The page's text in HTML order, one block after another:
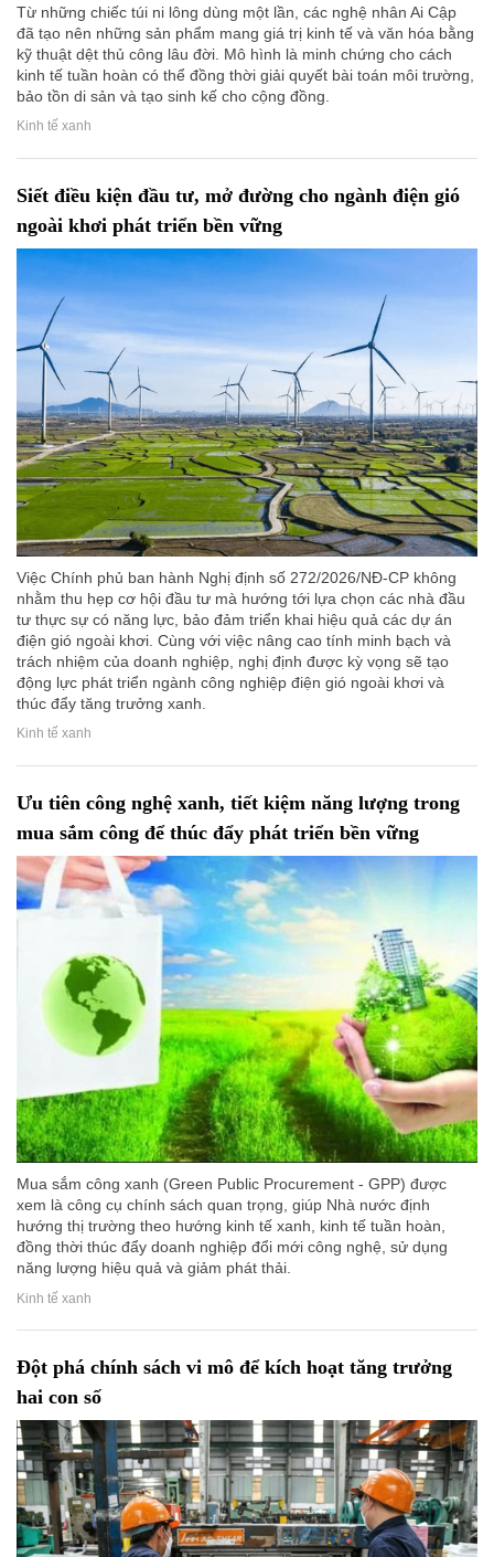
Từ những chiếc túi ni lông dùng một lần, các nghệ nhân Ai Cập
đã tạo nên những sản phẩm mang giá trị kinh tế và văn hóa bằng
kỹ thuật dệt thủ công lâu đời. Mô hình là minh chứng cho cách
kinh tế tuần hoàn có thể đồng thời giải quyết bài toán môi trường,
bảo tồn di sản và tạo sinh kế cho cộng đồng.
Kinh tế xanh
Siết điều kiện đầu tư, mở đường cho ngành điện gió
ngoài khơi phát triển bền vững
Việc Chính phủ ban hành Nghị định số 272/2026/NĐ-CP không
nhằm thu hẹp cơ hội đầu tư mà hướng tới lựa chọn các nhà đầu
tư thực sự có năng lực, bảo đảm triển khai hiệu quả các dự án
điện gió ngoài khơi. Cùng với việc nâng cao tính minh bạch và
trách nhiệm của doanh nghiệp, nghị định được kỳ vọng sẽ tạo
động lực phát triển ngành công nghiệp điện gió ngoài khơi và
thúc đẩy tăng trưởng xanh.
Kinh tế xanh
Ưu tiên công nghệ xanh, tiết kiệm năng lượng trong
mua sắm công để thúc đẩy phát triển bền vững
Mua sắm công xanh (Green Public Procurement - GPP) được
xem là công cụ chính sách quan trọng, giúp Nhà nước định
hướng thị trường theo hướng kinh tế xanh, kinh tế tuần hoàn,
đồng thời thúc đẩy doanh nghiệp đổi mới công nghệ, sử dụng
năng lượng hiệu quả và giảm phát thải.
Kinh tế xanh
Đột phá chính sách vi mô để kích hoạt tăng trưởng
hai con số